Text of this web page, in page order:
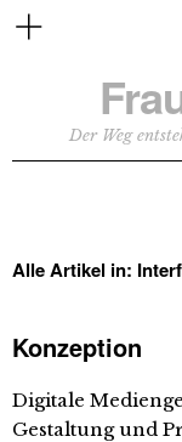
Der Weg
Alle Artikel in:
Konzeption
Digitale
Gestaltung und